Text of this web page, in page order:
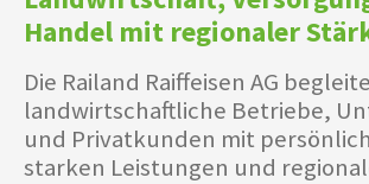
Handel mit regionaler
Die Railand Raiffeisen AG
landwirtschaftliche Betriebe,
und Privatkunden mit
starken Leistungen und